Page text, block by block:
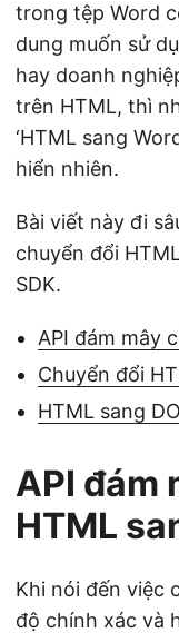
trong tệp Word
dung muốn sử
hay doanh
trên HTML, thì
‘HTML sang
hiển nhiên.
Bài viết này đi
chuyển đổi
SDK.
API đám mây
Chuyển đổi
HTML sang
API đám
HTML
Khi nói đến việc
độ chính xác và